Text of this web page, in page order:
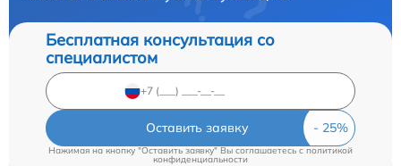
Бесплатная консультация со
специалистом
Оставить заявку
Нажимая на кнопку "Оставить заявку" Вы соглашаетесь cполитикой
конфиденциальности